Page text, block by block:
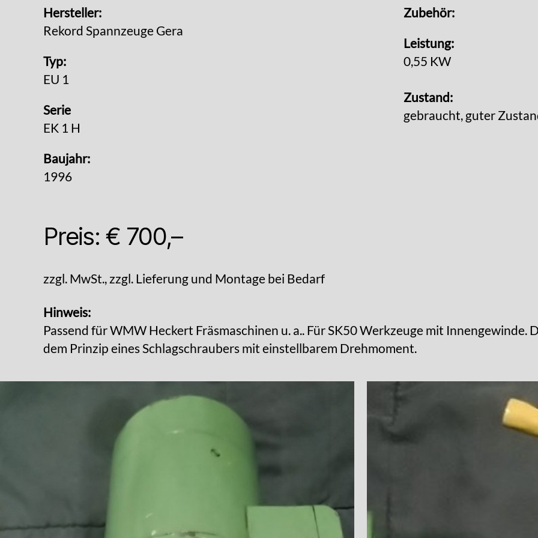
Hersteller:
Rekord Spannzeuge Gera
Typ:
EU 1
Serie
EK 1 H
Baujahr:
1996
Zubehör:
Leistung:
0,55 KW
Zustand:
gebraucht, guter
Preis: € 700,–
zzgl. MwSt., zzgl. Lieferung und Montage bei Bedarf
Hinweis:
Passend für WMW Heckert Fräsmaschinen u. a.. Für SK50 Werkzeuge mit
dem Prinzip eines Schlagschraubers mit einstellbarem Drehmoment.